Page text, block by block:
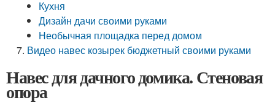
Кухня
Дизайн дачи своими руками
Необычная площадка перед домом
Видео навес козырек бюджетный своими руками
Навес для дачного домика. Стеновая
опора